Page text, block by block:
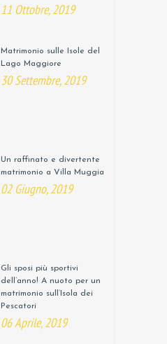
11 Ottobre, 2019
Matrimonio sulle Isole del
Lago Maggiore
30 Settembre, 2019
Un raffinato e divertente
matrimonio a Villa Muggia
02 Giugno, 2019
Gli sposi più sportivi
dell’anno! A nuoto per un
matrimonio sull’Isola dei
Pescatori
06 Aprile, 2019